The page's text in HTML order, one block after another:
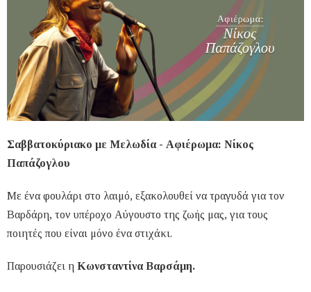
Σαββατοκύριακο με Μελωδία - Αφιέρωμα: Νίκος
Παπάζογλου
Με ένα φουλάρι στο λαιμό, εξακολουθεί να τραγυδά για τον
Βαρδάρη, τον υπέροχο Αύγουστο της ζωής μας, για τους
ποιητές που είναι μόνο ένα στιχάκι.
Παρουσιάζει η Κωνσταντίνα Βαρσάμη.